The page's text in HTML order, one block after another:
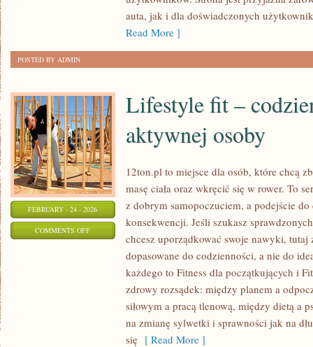
PRZYSZŁOŚĆ
auta, jak i dla doświadczonych
Read More ]
POSTED BY ADMIN
FEBRUARY - 24 - 2026
COMMENTS OFFON
Lifestyle fit –
aktywnej osoby
12ton.pl to miejsce dla osób, które chcą
masę ciała oraz wkręcić się w rower. To
z dobrym samopoczuciem, a podejście
konsekwencji. Jeśli szukasz
chcesz uporządkować swoje nawyki, tutaj
dopasowane do codzienności, a nie do
każdego to Fitness dla początkujących i
zdrowy rozsądek: między planem a
siłowym a pracą tlenową, między dietą a
na zmianę sylwetki i sprawności jak na
się [ Read More ]